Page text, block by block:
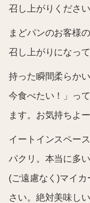
召し上がりください
まどパンのお客様
召し上がりになっ
持った瞬間柔らか
今食べたい！」っ
ます。お気持ちよ
イートインスペー
パクリ。本当に多
(ご遠慮なく)マイ
さい。絶対美味しい